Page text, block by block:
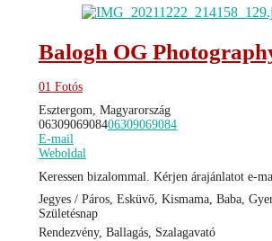
Balogh OG
01 Fotós
Esztergom, Magyarország
0630906908406309069084
E-mail
Weboldal
Keressen bizalommal. Kérjen árajánlatot e-
Jegyes / Páros, Esküvő, Kismama, Baba,
Születésnap
Rendezvény, Ballagás, Szalagavató